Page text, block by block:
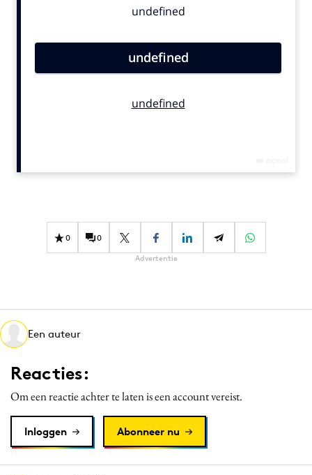
Contentmarketing
Effectiviteit
Gedragsverandering
Martech
Media
Merkstrategie
PR
Programmatic
Reputatie & crisis
0 0
Advertentie
Een auteur
Reacties:
Om een reactie achter te laten is een account vereist.
Inloggen Abonneer nu